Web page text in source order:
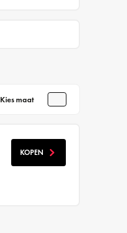
Kies maat
KOPEN